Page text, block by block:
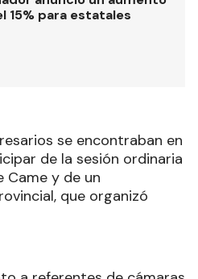
15% para estatales
se encontraban en
de la sesión ordinaria
Came y de un
que organizó